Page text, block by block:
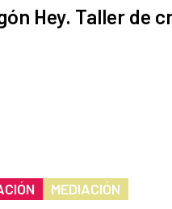
Hey. Taller de
MEDIACIÓN